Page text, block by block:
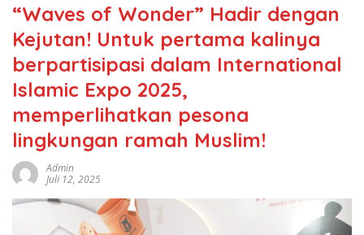
“Waves of Wonder” Hadir dengan
Kejutan! Untuk pertama kalinya
berpartisipasi dalam International
Islamic Expo 2025,
memperlihatkan pesona
lingkungan ramah Muslim!
Admin
Juli 12, 2025